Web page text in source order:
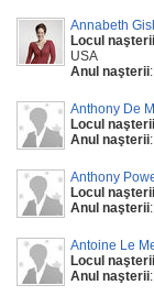
Annabeth
Locul naşterii
USA
Anul naşterii
Anthony De
Locul naşterii
Anul naşterii
Anthony
Locul naşterii
Anul naşterii
Antoine Le
Locul naşterii
Anul naşterii